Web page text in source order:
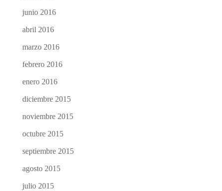
junio 2016
abril 2016
marzo 2016
febrero 2016
enero 2016
diciembre 2015
noviembre 2015
octubre 2015
septiembre 2015
agosto 2015
julio 2015